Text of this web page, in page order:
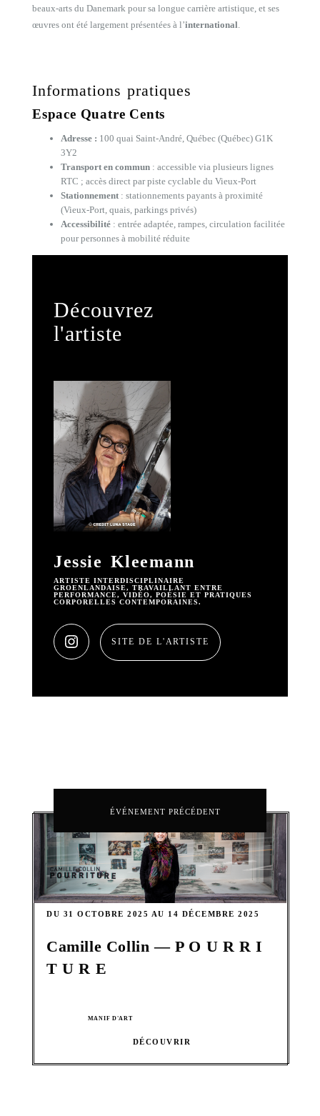
beaux-arts du Danemark pour sa longue carrière artistique, et ses
œuvres ont été largement présentées à l’international
Informations pratiques
Espace Quatre Cents
Adresse : 100 quai Saint-André, Québec (Québec) G1K
3Y2
Transport en commun : accessible via plusieurs lignes
RTC ; accès direct par piste cyclable du Vieux-Port
Stationnement : stationnements payants à proximité
(Vieux-Port, quais, parkings privés)
Accessibilité : entrée adaptée, rampes, circulation facilitée
pour personnes à mobilité réduite
Découvrez
l'artiste
Jessie Kleemann
ARTISTE INTERDISCIPLINAIRE
GROENLANDAISE, TRAVAILLANT ENTRE
PERFORMANCE, VIDÉO, POÉSIE ET PRATIQUES
CORPORELLES CONTEMPORAINES.
SITE DE L'ARTISTE
ÉVÉNEMENT PRÉCÉDENT
DU 31 OCTOBRE 2025 AU 14 DÉCEMBRE 2025
Camille Collin — P O U R R I
T U R E
MANIF D'ART
DÉCOUVRIR